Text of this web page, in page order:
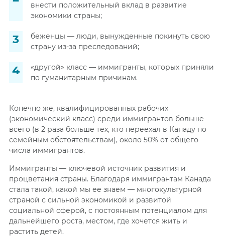
внести положительный вклад в развитие
экономики страны;
беженцы — люди, вынужденные покинуть свою
страну из-за преследований;
«другой» класс — иммигранты, которых приняли
по гуманитарным причинам.
Конечно же, квалифицированных рабочих
(экономический класс) среди иммигрантов больше
всего (в 2 раза больше тех, кто переехал в Канаду по
семейным обстоятельствам), около 50% от общего
числа иммигрантов.
Иммигранты — ключевой источник развития и
процветания страны. Благодаря иммигрантам Канада
стала такой, какой мы ее знаем — многокультурной
страной с сильной экономикой и развитой
социальной сферой, с постоянным потенциалом для
дальнейшего роста, местом, где хочется жить и
растить детей.